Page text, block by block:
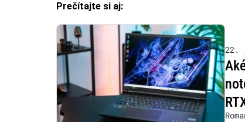
Prečítajte si aj:
22.